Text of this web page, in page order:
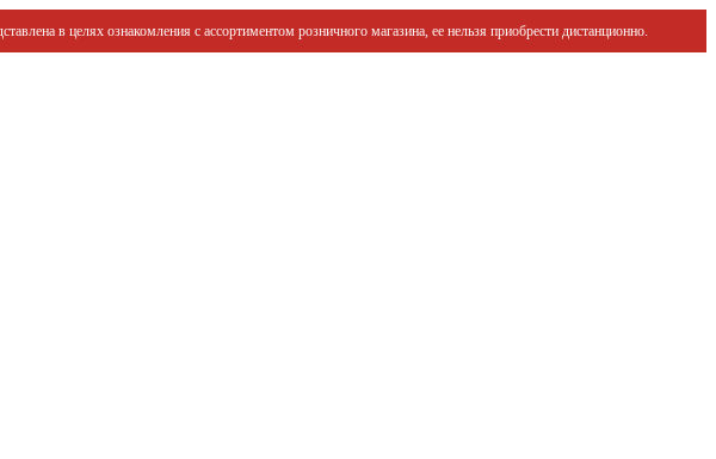
в целях ознакомления с ассортиментом розничного магазина, ее нельзя приобрести дистанционно.